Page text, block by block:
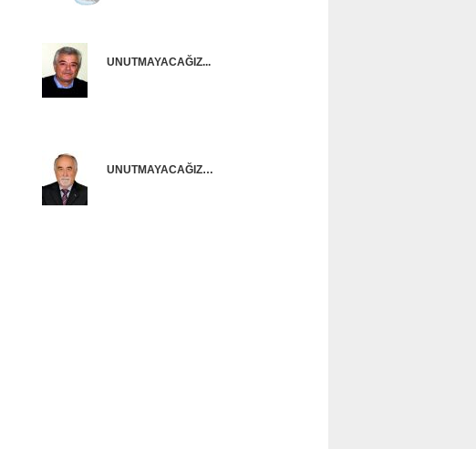
UNUTMAYACAĞIZ...
UNUTMAYACAĞIZ…